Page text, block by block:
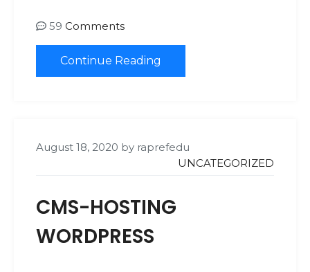
59 Comments
Continue Reading
August 18, 2020 by raprefedu
UNCATEGORIZED
CMS-HOSTING
WORDPRESS